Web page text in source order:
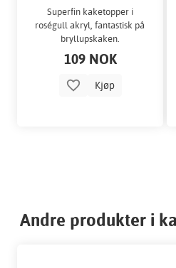
Superfin kaketopper i
roségull akryl, fantastisk på
bryllupskaken.
109 NOK
Kjøp
Andre produkter i